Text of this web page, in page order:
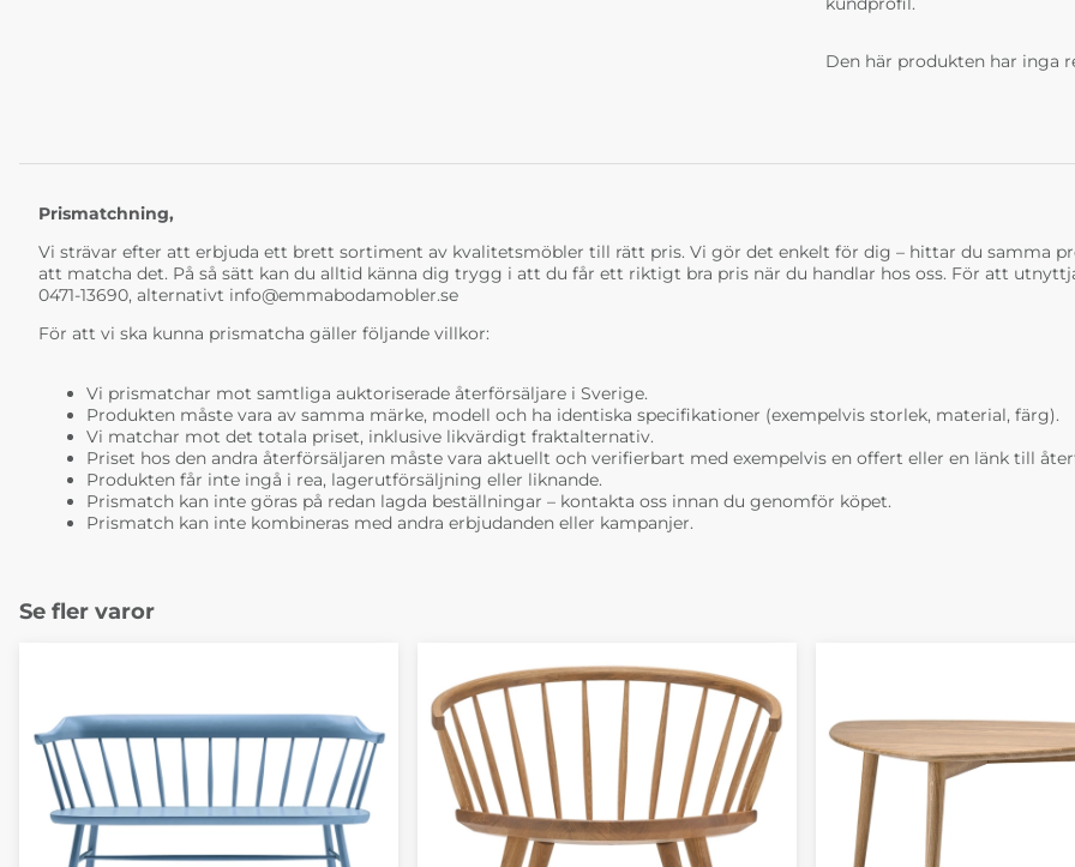
Lagervara
Den här produkten har inga
Prismatchning,
Vi strävar efter att erbjuda ett brett sortiment av kvalitetsmöbler till rätt pris. Vi gör det enkelt för dig – hittar du samma
att matcha det. På så sätt kan du alltid känna dig trygg i att du får ett riktigt bra pris när du handlar hos oss. För att
0471-13690, alternativt info@emmabodamobler.se
För att vi ska kunna prismatcha gäller följande villkor:
Vi prismatchar mot samtliga auktoriserade återförsäljare i Sverige.
Produkten måste vara av samma märke, modell och ha identiska specifikationer (exempelvis storlek, material, färg).
Vi matchar mot det totala priset, inklusive likvärdigt fraktalternativ.
Priset hos den andra återförsäljaren måste vara aktuellt och verifierbart med exempelvis en offert eller en länk till
Produkten får inte ingå i rea, lagerutförsäljning eller liknande.
Prismatch kan inte göras på redan lagda beställningar – kontakta oss innan du genomför köpet.
Prismatch kan inte kombineras med andra erbjudanden eller kampanjer.
Se fler varor